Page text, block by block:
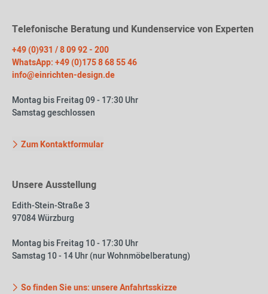
Telefonische Beratung und Kundenservice von Experten
+49 (0)931 / 8 09 92 - 200
WhatsApp: +49 (0)175 8 68 55 46
info@einrichten-design.de
Montag bis Freitag 09 - 17:30 Uhr
Samstag geschlossen
Zum Kontaktformular
Unsere Ausstellung
Edith-Stein-Straße 3
97084 Würzburg
Montag bis Freitag 10 - 17:30 Uhr
Samstag 10 - 14 Uhr (nur Wohnmöbelberatung)
So finden Sie uns: unsere Anfahrtsskizze